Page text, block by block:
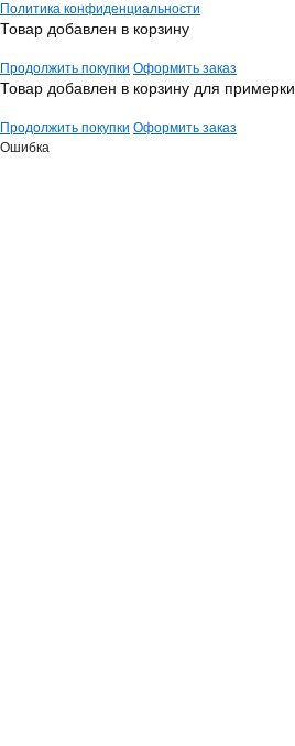
Политика конфиденциальности
Товар добавлен в корзину
Продолжить покупки Оформить заказ
Товар добавлен в корзину для примерки
Продолжить покупки Оформить заказ
Ошибка